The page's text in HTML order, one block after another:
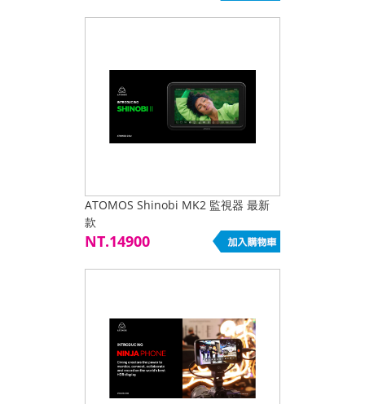
ATOMOS Shinobi MK2 監視器 最新
款
NT.14900